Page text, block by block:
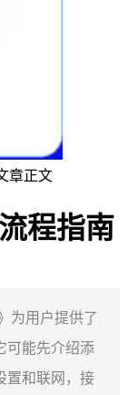
章正文
程指南
为用户提供了
可能先介绍添
置和联网，接